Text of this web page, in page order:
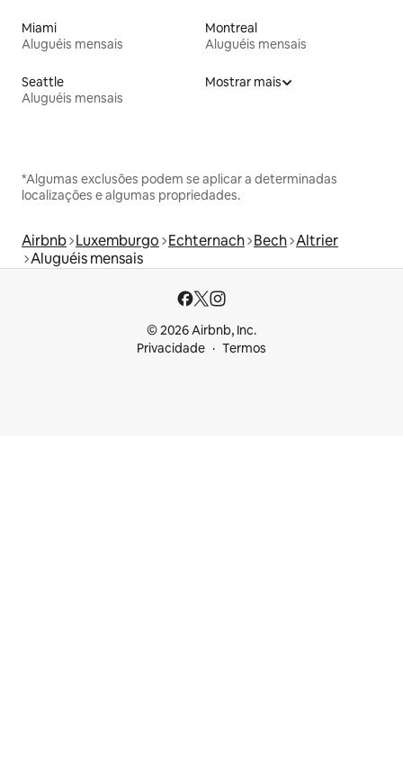
Miami
Aluguéis mensais
Montreal
Aluguéis mensais
Seattle
Aluguéis mensais
Mostrar mais
*Algumas exclusões podem se aplicar a determinadas
localizações e algumas propriedades.
Airbnb Luxemburgo Echternach Bech Altrier
Aluguéis mensais
© 2026 Airbnb, Inc.
Privacidade
Termos